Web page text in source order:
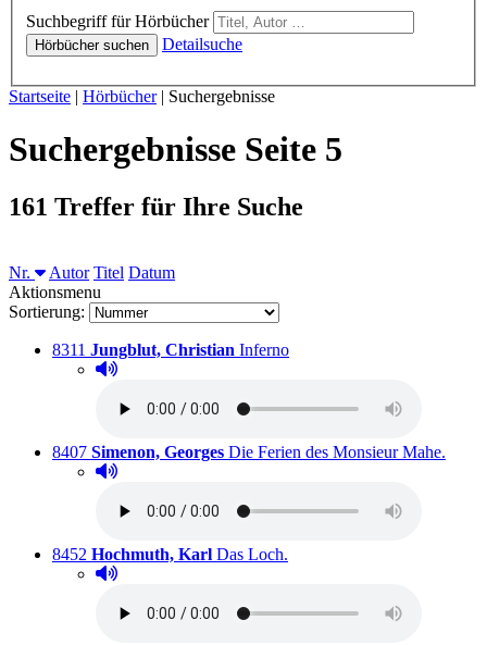
Suchbegriff für Hörbücher
Hörbücher suchen Detailsuche
Sie sind hier:
Startseite | Hörbücher| Suchergebnisse
Suchergebnisse Seite 5
161 Treffer für Ihre Suche
Nr. Autor Sortieren nach
Titel Datum
Aktionsmenu
Sortierung:
Titelnummer:
8311 von
Jungblut, Christian InfernoAusleihbar seit dem
Hörprobe abspielen
Hörprobe von Inferno
Titelnummer:
8407 von
Simenon, Georges: Die Ferien des Monsieur Mahe.
Hörprobe abspielen
Hörprobe von Die Ferien des Monsieur Mahe.
Titelnummer:
8452 von
Hochmuth, Karl: Das Loch.
Hörprobe abspielen
Hörprobe von Das Loch.